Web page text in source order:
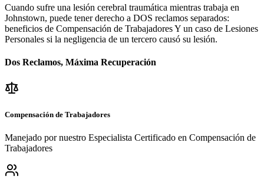
Cuando sufre una lesión cerebral traumática mientras trabaja en
Johnstown, puede tener derecho a DOS reclamos separados:
beneficios de Compensación de Trabajadores Y un caso de Lesiones
Personales si la negligencia de un tercero causó su lesión.
Dos Reclamos, Máxima Recuperación
Compensación de Trabajadores
Manejado por nuestro Especialista Certificado en Compensación de
Trabajadores